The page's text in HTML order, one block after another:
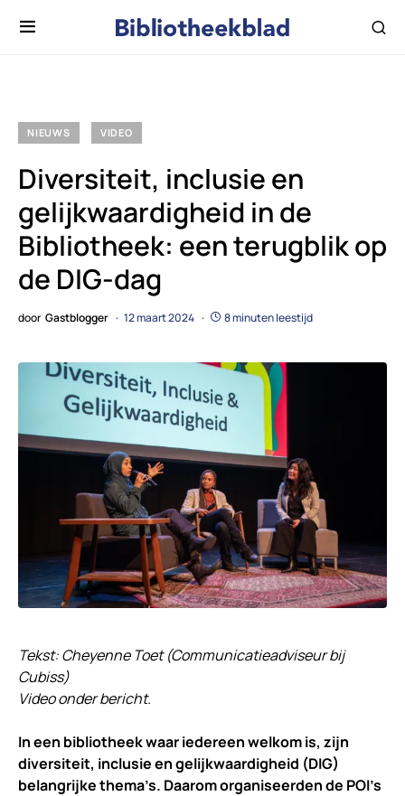
NIEUWS VIDEO
Diversiteit, inclusie en
gelijkwaardigheid in de
Bibliotheek: een terugblik op
de DIG-dag
door Gastblogger 12 maart 2024 8 minuten leestijd
Tekst: Cheyenne Toet (Communicatieadviseur bij
Cubiss)
Video onder bericht.
In een bibliotheek waar iedereen welkom is, zijn
diversiteit, inclusie en gelijkwaardigheid (DIG)
belangrijke thema’s. Daarom organiseerden de POI’s